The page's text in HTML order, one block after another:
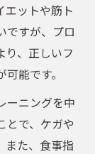
エットや筋ト
ですが、プロ
り、正しいフ
能です。
ーニングを中
とで、ケガや
また、食事指